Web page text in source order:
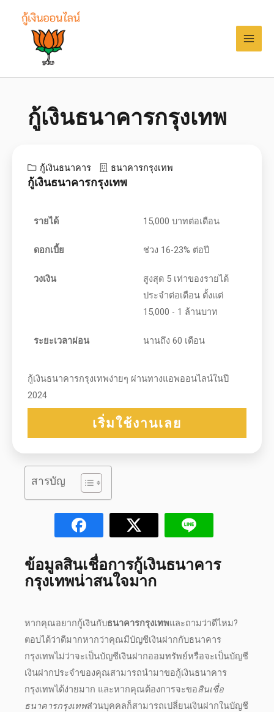
กู้เงินธนาคารกรุงเทพ
กู้เงินธนาคาร ธนาคารกรุงเทพ
กู้เงินธนาคารกรุงเทพ
รายได้ 15,000 บาทต่อเดือน
ดอกเบี้ย ช่วง 16-23% ต่อปี
วงเงิน
สูงสุด 5 เท่าของรายได้
ประจำต่อเดือน ตั้งแต่
15,000 - 1 ล้านบาท
ระยะเวลาผ่อน นานถึง 60 เดือน
กู้เงินธนาคารกรุงเทพง่ายๆ ผ่านทางแอพออนไลน์ในปี
2024
เริ่มใช้งานเลย
สารบัญ
ข้อมูลสินเชื่อการกู้เงินธนาคาร
กรุงเทพน่าสนใจมาก
หากคุณอยากกู้เงินกับธนาคารกรุงเทพและถามว่าดีไหม?
ตอบได้ว่าดีมากหากว่าคุณมีบัญชีเงินฝากกับธนาคาร
กรุงเทพไม่ว่าจะเป็นบัญชีเงินฝากออมทรัพย์หรือจะเป็นบัญชี
เงินฝากประจำของคุณสามารถนำมาขอกู้เงินธนาคาร
กรุงเทพได้ง่ายมาก และหากคุณต้องการจะขอสินเชื่อ
ธนาคารกรุงเทพส่วนบุคคลก็สามารถเปลี่ยนเงินฝากในบัญชี